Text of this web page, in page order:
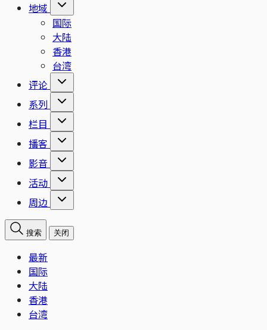
地域
国际
大陆
香港
台湾
评论
系列
栏目
播客
影音
活动
周边
搜索 关闭
最新
国际
大陆
香港
台湾